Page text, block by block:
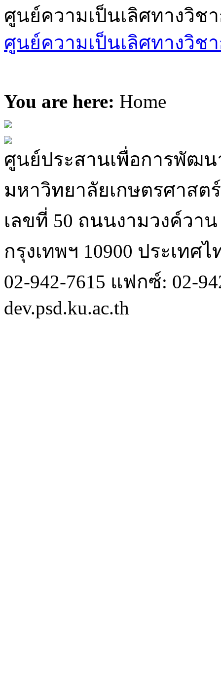
ศูนย์ความเป็นเลิศทางวิช
ศูนย์ความเป็นเลิศทางวิช
You are here: Home
ศูนย์ประสานเพื่อการพัฒน
มหาวิทยาลัยเกษตรศาสต
เลขที่ 50 ถนนงามวงค์วา
กรุงเทพฯ 10900 ประเทศไ
02-942-7615 แฟกซ์: 02-
dev.psd.ku.ac.th